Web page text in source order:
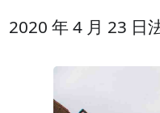
2020 年 4 月 23 日